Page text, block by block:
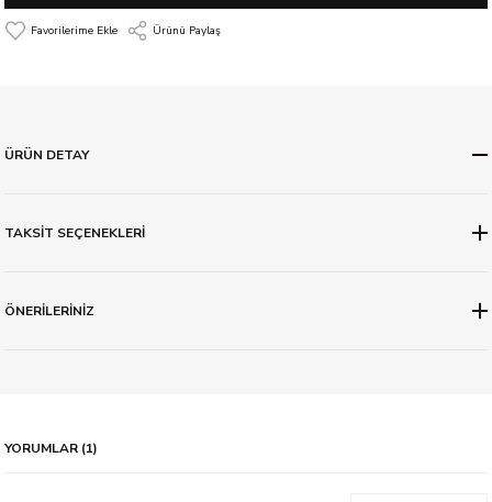
Ürünü Paylaş
ÜRÜN DETAY
TAKSİT SEÇENEKLERİ
ÖNERİLERİNİZ
YORUMLAR (1)